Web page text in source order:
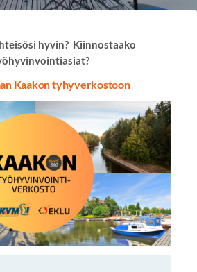
hyvin? Kiinnostaako
Kaakon tyhyverkostoon